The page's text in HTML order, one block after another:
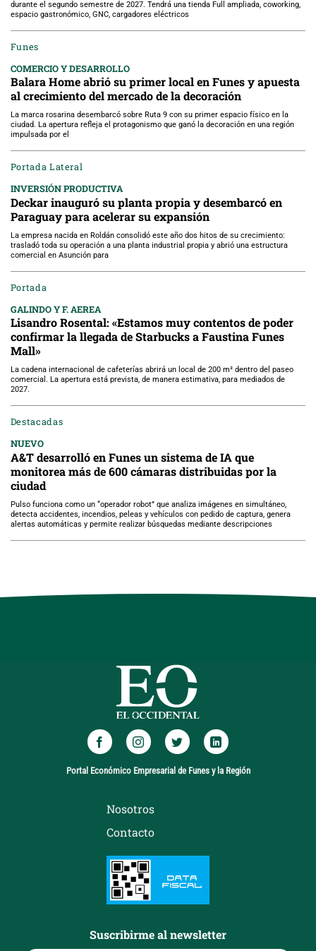
durante el segundo semestre de 2027. Tendrá una tienda Full ampliada, coworking,
espacio gastronómico, GNC, cargadores eléctricos
Funes
COMERCIO Y DESARROLLO
Balara Home abrió su primer local en Funes y apuesta
al crecimiento del mercado de la decoración
La marca rosarina desembarcó sobre Ruta 9 con su primer espacio físico en la
ciudad. La apertura refleja el protagonismo que ganó la decoración en una región
impulsada por el
Portada Lateral
INVERSIÓN PRODUCTIVA
Deckar inauguró su planta propia y desembarcó en
Paraguay para acelerar su expansión
La empresa nacida en Roldán consolidó este año dos hitos de su crecimiento:
trasladó toda su operación a una planta industrial propia y abrió una estructura
comercial en Asunción para
Portada
GALINDO Y F. AEREA
Lisandro Rosental: «Estamos muy contentos de poder
confirmar la llegada de Starbucks a Faustina Funes
Mall»
La cadena internacional de cafeterías abrirá un local de 200 m² dentro del paseo
comercial. La apertura está prevista, de manera estimativa, para mediados de
2027.
Destacadas
NUEVO
A&T desarrolló en Funes un sistema de IA que
monitorea más de 600 cámaras distribuidas por la
ciudad
Pulso funciona como un “operador robot” que analiza imágenes en simultáneo,
detecta accidentes, incendios, peleas y vehículos con pedido de captura, genera
alertas automáticas y permite realizar búsquedas mediante descripciones
Portal Económico Empresarial de Funes y la Región
Nosotros
Contacto
Suscribirme al newsletter